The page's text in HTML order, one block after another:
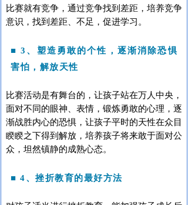
比赛就有竞争，通过竞争找到差距，培养竞争
意识，找到差距、不足，促进学习。
■ 3、塑造勇敢的个性，逐渐消除恐惧
害怕，解放天性
比赛活动是有舞台的，让孩子站在万人中央，
面对不同的眼神、表情，锻炼勇敢的心理，逐
渐战胜内心的恐惧，让孩子平时的天性在众目
睽睽之下得到解放，培养孩子将来敢于面对公
众，坦然镇静的成熟心态。
■ 4、挫折教育的最好方法